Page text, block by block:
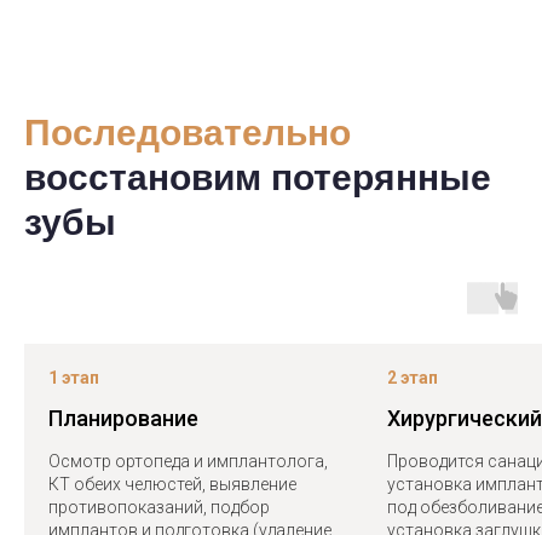
Последовательно
восстановим потерянные
зубы
1 этап
Планирование
Осмотр ортопеда и имплантолога,
КТ обеих челюстей, выявление
противопоказаний, подбор
имплантов и подготовка (удаление
2 этап
Проводится
установка
под
установка